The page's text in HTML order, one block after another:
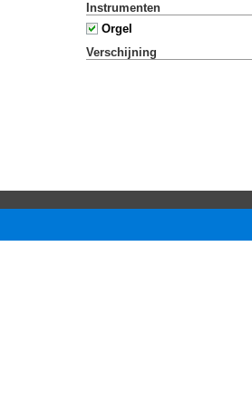
Instrumenten
Orgel
Verschijning